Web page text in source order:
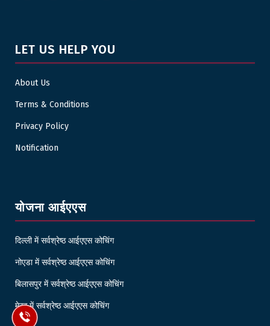
LET US HELP YOU
About Us
Terms & Conditions
Privacy Policy
Notification
योजना आईएएस
दिल्ली में सर्वश्रेष्ठ आईएएस कोचिंग
नोएडा में सर्वश्रेष्ठ आईएएस कोचिंग
बिलासपुर में सर्वश्रेष्ठ आईएएस कोचिंग
मेरठ में सर्वश्रेष्ठ आईएएस कोचिंग